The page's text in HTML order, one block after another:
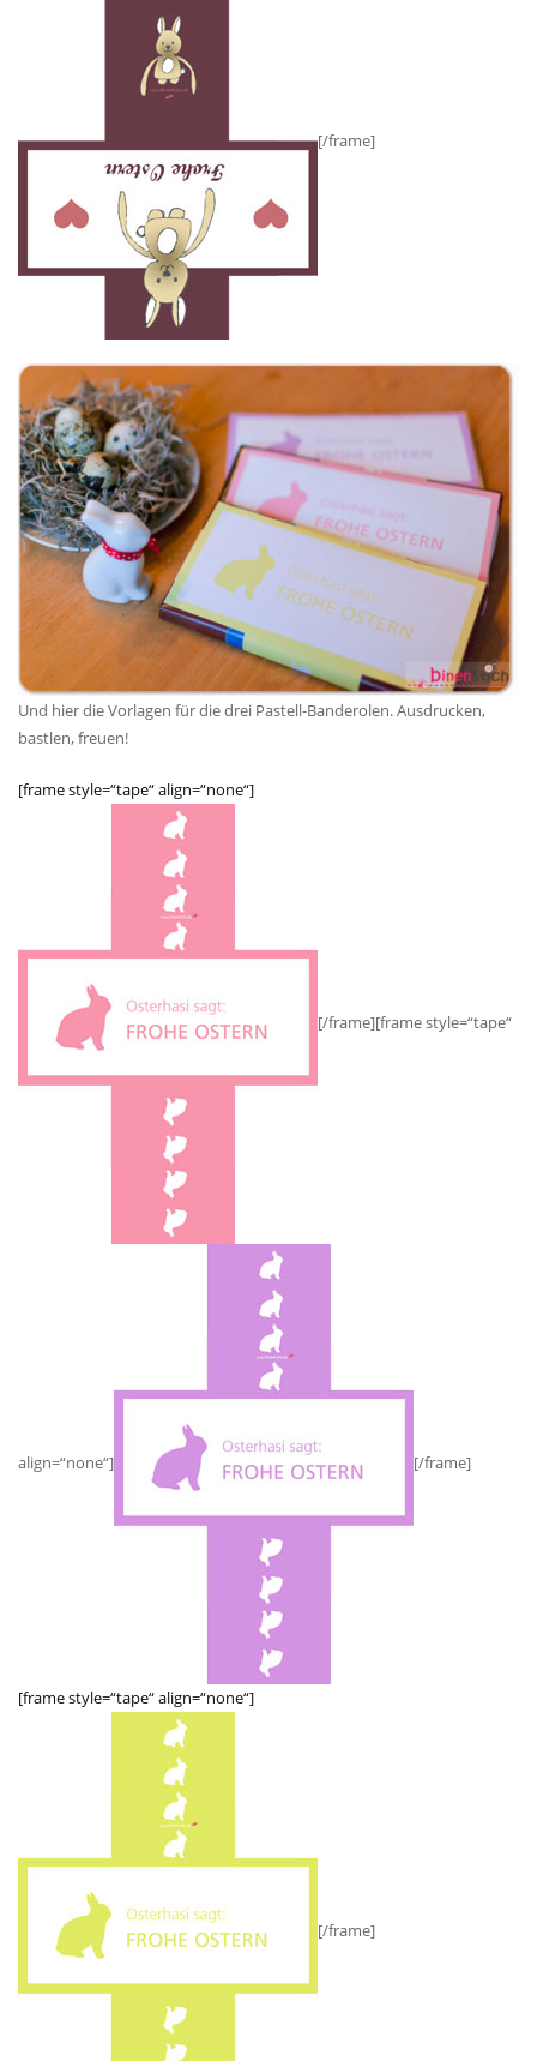
[/frame]
Und hier die Vorlagen für die drei Pastell-Banderolen. Ausdrucken,
bastlen, freuen!
[frame style=“tape“ align=“none“]
[/frame][frame style=“tape“
align=“none“] [/frame]
[frame style=“tape“ align=“none“]
[/frame]